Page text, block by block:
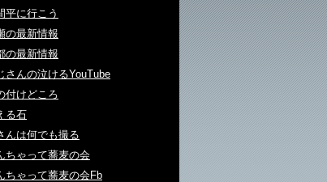
平に行こう
の最新情報
の最新情報
さんの泣けるYouTube
付けどころ
る石
んは何でも撮る
ちゃって蕎麦の会
ちゃって蕎麦の会Fb